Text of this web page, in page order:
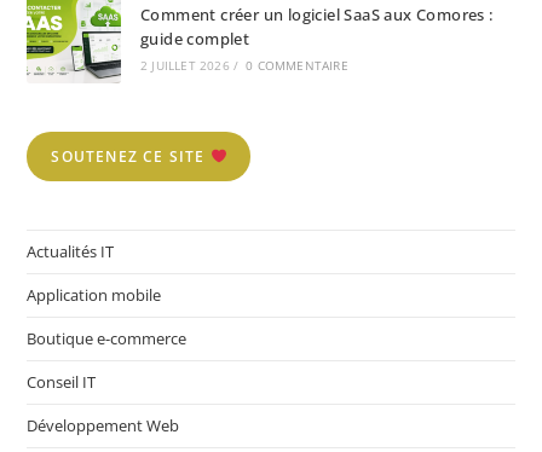
Comment créer un logiciel SaaS aux Comores :
guide complet
2 JUILLET 2026 / 0 COMMENTAIRE
SOUTENEZ CE SITE
Actualités IT
Application mobile
Boutique e-commerce
Conseil IT
Développement Web